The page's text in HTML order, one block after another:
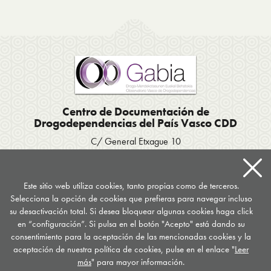
Centro de Documentación de
Drogodependencias del País Vasco CDD
C/ General Etxague 10
Apartado postal 667
documentacion@drogomedia.com
Síguenos en...
Este sitio web utiliza cookies, tanto propias como de terceros.
Selecciona la opción de cookies que prefieras para navegar incluso
su desactivación total. Si desea bloquear algunas cookies haga click
en “configuración”. Si pulsa en el botón "Acepto" está dando su
consentimiento para la aceptación de las mencionadas cookies y la
aceptación de nuestra política de cookies, pulse en el enlace "Leer
más" para mayor información.